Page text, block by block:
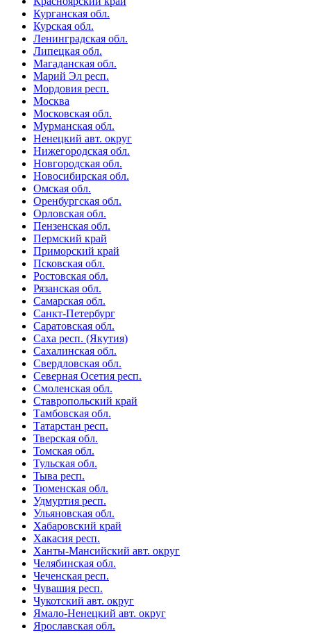
Курганская обл.
Курская обл.
Ленинградская обл.
Липецкая обл.
Магаданская обл.
Марий Эл респ.
Мордовия респ.
Москва
Московская обл.
Мурманская обл.
Ненецкий авт. округ
Нижегородская обл.
Новгородская обл.
Новосибирская обл.
Омская обл.
Оренбургская обл.
Орловская обл.
Пензенская обл.
Пермский край
Приморский край
Псковская обл.
Ростовская обл.
Рязанская обл.
Самарская обл.
Санкт-Петербург
Саратовская обл.
Саха респ. (Якутия)
Сахалинская обл.
Свердловская обл.
Северная Осетия респ.
Смоленская обл.
Ставропольский край
Тамбовская обл.
Татарстан респ.
Тверская обл.
Томская обл.
Тульская обл.
Тыва респ.
Тюменская обл.
Удмуртия респ.
Ульяновская обл.
Хабаровский край
Хакасия респ.
Ханты-Мансийский авт. округ
Челябинская обл.
Чеченская респ.
Чувашия респ.
Чукотский авт. округ
Ямало-Ненецкий авт. округ
Ярославская обл.